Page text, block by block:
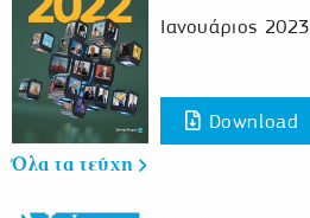
Ιανουάριος 2023
Download
Όλα τα τεύχη